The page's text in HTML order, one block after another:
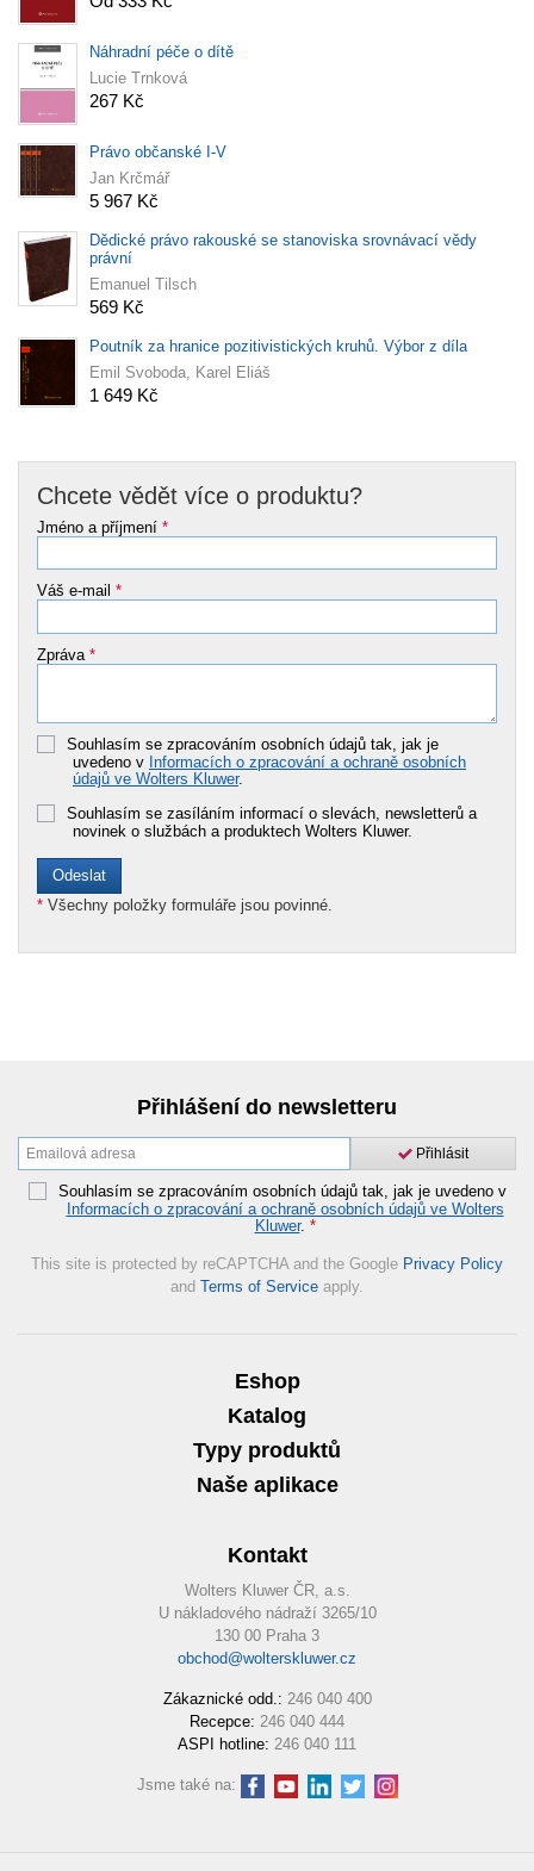
Náhradní péče o dítě
Lucie Trnková
267 Kč
Právo občanské I-V
Jan Krčmář
5 967 Kč
Dědické právo rakouské se stanoviska srovnávací vědy
právní
Emanuel Tilsch
569 Kč
Poutník za hranice pozitivistických kruhů. Výbor z díla
Emil Svoboda, Karel Eliáš
1 649 Kč
Chcete vědět více o produktu?
Jméno a příjmení *
Váš e-mail *
Zpráva *
Souhlasím se zpracováním osobních údajů tak, jak je
uvedeno v Informacích o zpracování a ochraně osobních
údajů ve Wolters Kluwer.
Souhlasím se zasíláním informací o slevách, newsletterů a
novinek o službách a produktech Wolters Kluwer.
* Všechny položky formuláře jsou povinné.
Přihlášení do newsletteru
Přihlásit
Souhlasím se zpracováním osobních údajů tak, jak je uvedeno v
Informacích o zpracování a ochraně osobních údajů ve Wolters
Kluwer. *
This site is protected by reCAPTCHA and the Google Privacy Policy
and Terms of Service apply.
Eshop
Katalog
Typy produktů
Naše aplikace
Kontakt
Wolters Kluwer ČR, a.s.
U nákladového nádraží 3265/10
130 00 Praha 3
obchod@wolterskluwer.cz
Zákaznické odd.: 246 040 400
Recepce: 246 040 444
ASPI hotline: 246 040 111
Jsme také na: